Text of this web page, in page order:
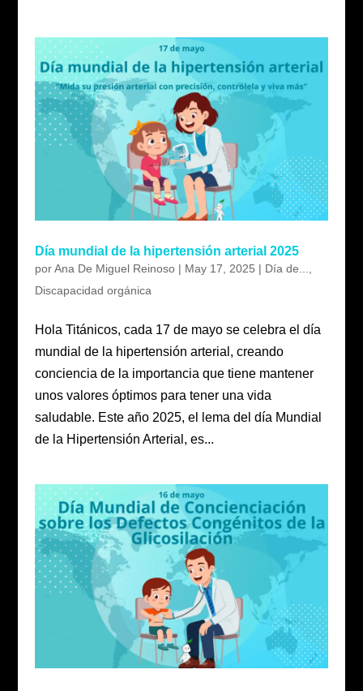
Día mundial de la hipertensión arterial 2025
porAna De Miguel Reinoso| May 17, 2025 | Día de...,
Discapacidad orgánica
Hola Titánicos, cada 17 de mayo se celebra el día
mundial de la hipertensión arterial, creando
conciencia de la importancia que tiene mantener
unos valores óptimos para tener una vida
saludable. Este año 2025, el lema del día Mundial
de la Hipertensión Arterial, es...